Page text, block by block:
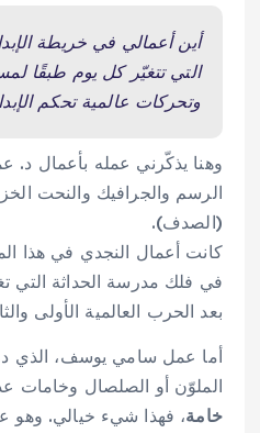
أين أعمالي في خريطة
التي تتغيّر كل يوم طبقًا
وتحركات عالمية تحكم
وهنا يذكّرني عمله بأعمال د.
الرسم والجرافيك والنحت
(الصدف).
كانت أعمال النجدي في هذا
في فلك مدرسة الحداثة التي
بعد الحرب العالمية الأولى
أما عمل سامي يوسف، الذي
الملوّن أو الصلصال وخامات
خامة، فهذا شيء خيالي. وهو